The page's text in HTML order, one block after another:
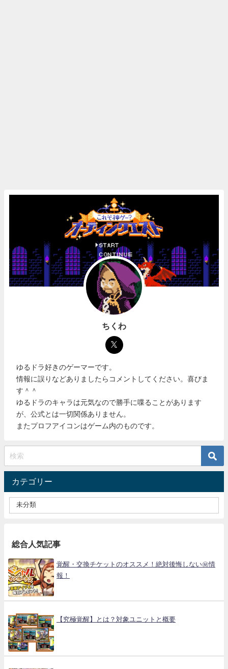
ちくわ
ゆるドラ好きのゲーマーです。
情報に誤りなどありましたらコメントしてください。喜びま
す＾＾
ゆるドラのキャラは元気なので勝手に喋ることがあります
が、公式とは一切関係ありません。
またプロフアイコンはゲーム内のものです。
カテゴリー
総合人気記事
覚醒・交換チケットのオススメ！絶対後悔しない㊙情
報！
【究極覚醒】とは？対象ユニットと概要